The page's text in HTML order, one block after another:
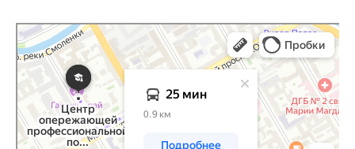
Санкт‑Петербург
Яндекс Карты — транспорт, навигация, поиск мест